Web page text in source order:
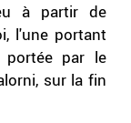
à partir de
l'une portant
par le
sur la fin